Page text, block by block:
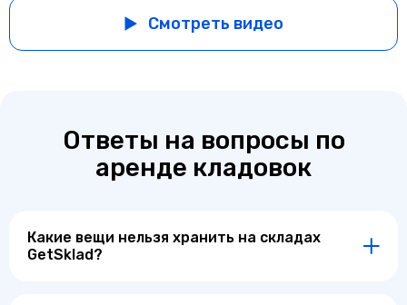
Смотреть видео
Ответы на вопросы по
аренде кладовок
Какие вещи нельзя хранить на складах
GetSklad?